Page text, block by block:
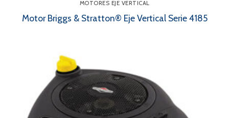
MOTORES EJE VERTICAL
Motor Briggs & Stratton® Eje Vertical Serie 4185